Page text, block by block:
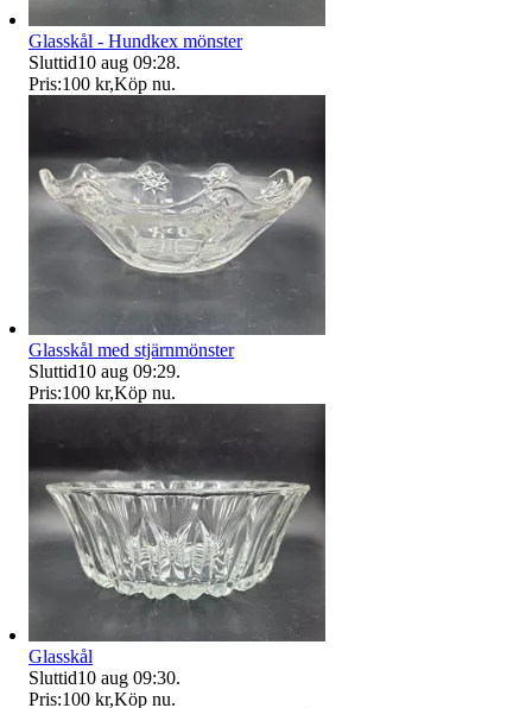
Glasskål - Hundkex mönster
Sluttid10 aug 09:28.
Pris:100 kr,Köp nu.
Glasskål med stjärnmönster
Sluttid10 aug 09:29.
Pris:100 kr,Köp nu.
Glasskål
Sluttid10 aug 09:30.
Pris:100 kr,Köp nu.